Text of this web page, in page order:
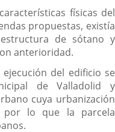
físicas del
propuestas, existía
de sótano y
anterioridad.
del edificio se
de Valladolid y
cuya urbanización
por lo que la parcela